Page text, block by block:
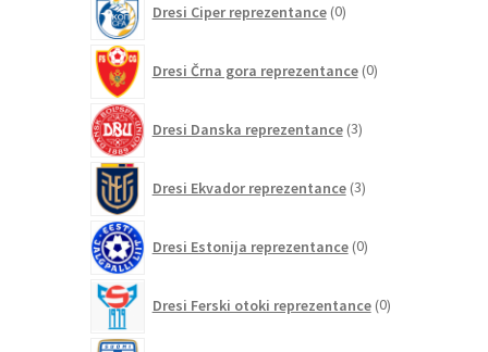
Dresi Ciper reprezentance 0izdelkov
Dresi Črna gora reprezentance 0izdelkov
Dresi Danska reprezentance 3izdelki
Dresi Ekvador reprezentance 3izdelki
Dresi Estonija reprezentance 0izdelkov
Dresi Ferski otoki reprezentance 0izdelkov